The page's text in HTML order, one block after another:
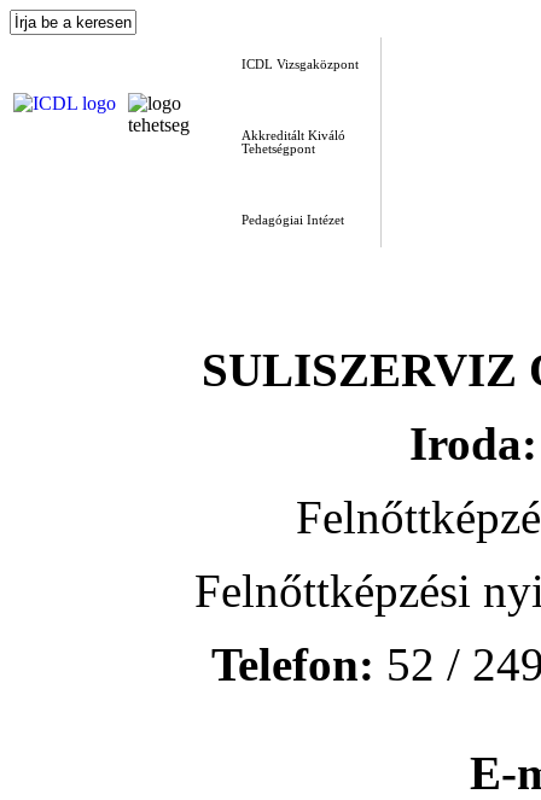
ICDL Vizsgaközpont
Akkreditált Kiváló
Tehetségpont
Pedagógiai Intézet
SULISZERVIZ
Iroda:
Felnőttképzési
Telefon: 52 /
E-